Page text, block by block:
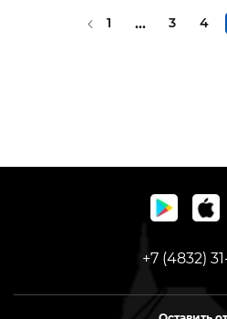
1 ... 3 4
+7 (4832)